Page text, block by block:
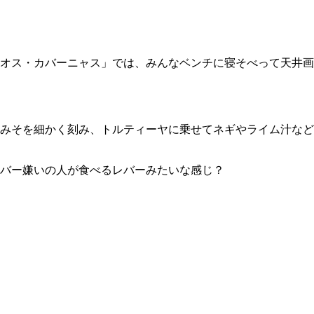
ス・カバーニャス」では、みんなベンチに寝そべって天井画
そを細かく刻み、トルティーヤに乗せてネギやライム汁など
ー嫌いの人が食べるレバーみたいな感じ？